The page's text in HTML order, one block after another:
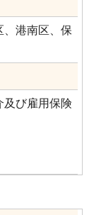
、港南区、保
及び雇用保険